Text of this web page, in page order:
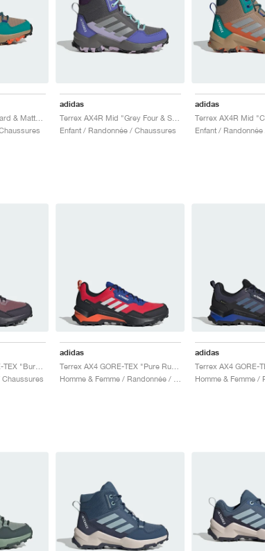
Terrex AX4R "Cardboard & Matte Silver"
adidas
Terrex AX4R Mid "Grey Four & Semi Flash Aqua"
Enfant / Randonnée / Chaussures
adidas
Enfant /
Terrex AX4 Mid GORE-TEX "Burgundy & Preloved Fig"
Chaussures
adidas
Terrex AX4 GORE-TEX "Pure Ruby & Semi Lucid Blue"
adidas